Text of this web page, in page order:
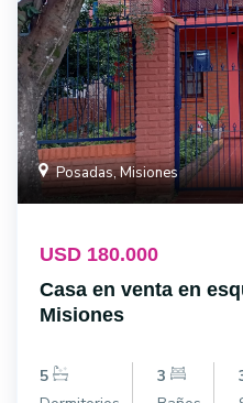
Posadas, Misiones
USD 180.000
Casa en venta en
Misiones
5
3